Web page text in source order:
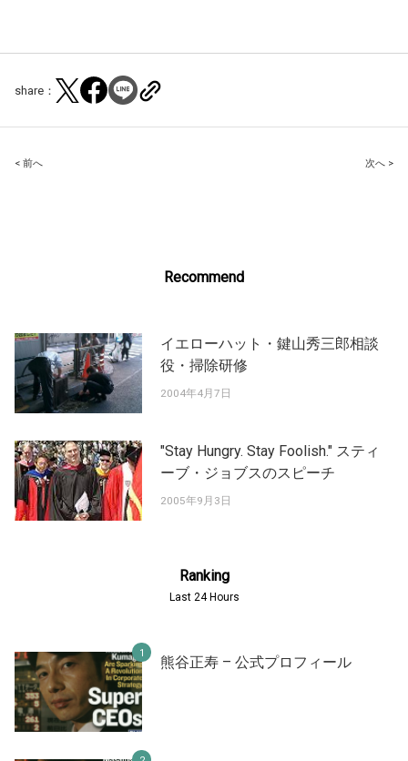
share：
Post
< 前へ 次へ >
Recommend
イエローハット・鍵山秀三郎相談
役・掃除研修
2004年4月7日
"Stay Hungry. Stay Foolish." スティ
ーブ・ジョブスのスピーチ
2005年9月3日
Ranking
Last 24 Hours
熊谷正寿 – 公式プロフィール